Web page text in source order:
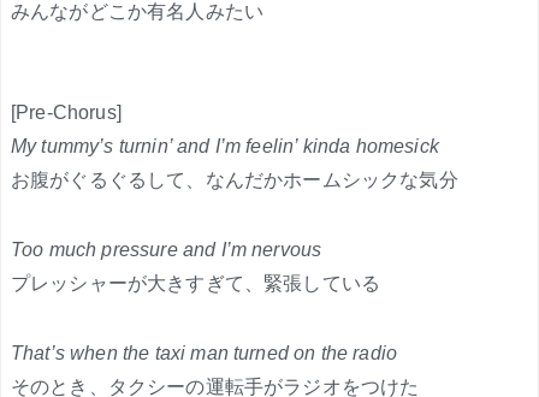
みんながどこか有名人みたい
[Pre-Chorus]
My tummy’s turnin’ and I’m feelin’ kinda homesick
お腹がぐるぐるして、なんだかホームシックな気分
Too much pressure and I’m nervous
プレッシャーが大きすぎて、緊張している
That’s when the taxi man turned on the radio
そのとき、タクシーの運転手がラジオをつけた